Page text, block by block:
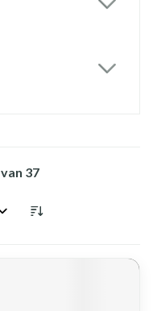
van 37